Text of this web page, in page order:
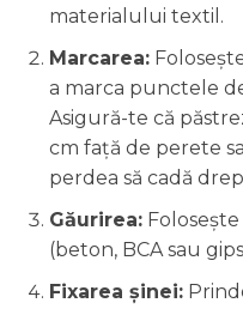
materialului textil.
Marcarea:
a marca punctele
Asigură-te că
cm față de perete
perdea să cadă
Găurirea:
(beton, BCA sau
Fixarea șinei: